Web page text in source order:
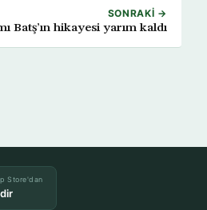
SONRAKI →
Batş’ın hikayesi yarım kaldı
Store'dan